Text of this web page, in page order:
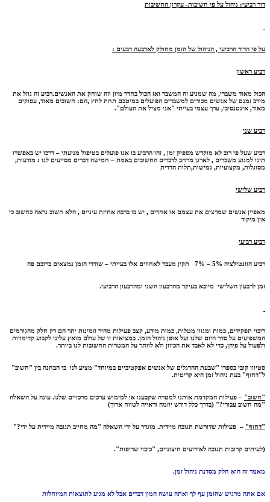
דור רביעי: ניהול על פי חשיבות- עקרון החשיבות
על פי הדור הרביעי , הניהול של הזמן מחולק לארבעה רבעים :
רביע ראשון
הכול מאוד משברי, מה שמניע זה המשבר ואז הכול בחדר מיון וזה שוחק את האנשים.רביע זה גוזל את
מירב זמנם של אנשים מכורים למשברים הפועלים במיטבם תחת לחץ ,הם: חשובים מאוד, עסוקים
מאוד, אינטנסיבי, ערך עצמי בעייתי "אני מציל את העולם".
רביע שני
רביע שעל פי רוב לא מוקדש מספיק זמן , זהו הרביע בו אנו פועלים בטיפול מניעתי – דרכו יש באפשרו
תינו למנוע משברים , לארגן מרחב לדברים החשובים באמת – חמישה דברים מסייעים לנו : מודעות,
מסוגלות, מקצועיות, גמישות,תלות הדדית
רביע שלישי
מאפיין אנשים שמרצים את עצמם או אחרים , יש בו ברבה אחיזת עיניים , הלא חשוב נראה כחשוב כי
אין מיקוד
רביע רביעי
רביע הוונטילציה 5% – 7% תקין מעבר לאחוזים אלו בעייתי – שודדי הזמן נמצאים ברובם פה
זמן לרבעון השלישי מיובא בעיקר מהרבעון השני ומהרבעון הרביעי.
ריבוי תפקידים, כמות ומגוון מטלות, כמות מידע, קצב פעילות מהיר וזמינות יתר הם רק חלק מהגורמים
המשפיעים על סדר היום שלנו ועל אופן ניהול הזמן. במציאות זו של עולם מואץ עלינו לקבוע קדימויות
ולפעול על פיהן, כדי לא לאבד את הכיוון ולא לוותר על המטרות החשובות לנו ביותר.
סטיוון קובי בספרו "שבעת ההרגלים של אנשים אפקטיביים במיוחד" מציע לנו כי הבחנה בין "חשוב"
ל"דחוף" בעת ניהול זמן היא קריטית.
"חשוב" – פעילות המקדמת אותנו למטרה שקבענו או למימוש ערכים מרכזיים שלנו. עונה על השאלה
"מה חשוב עבורי?" (בדרך כלל דורש יוזמה וראייה לטווח ארוך)
"דחוף" – פעילות שדורשת תגובה מיידית. מוגדר על ידי השאלה "מה מחייב תגובה מיידית על ידי?"
(לעיתים קרובות תגובה לאירועים חיצוניים, "כיבוי שריפות".
מאמר זה הוא חלק מסדנת ניהול זמן.
אם אתה מרגיש שהזמן עף לך ואתה עושה המון דברים אבל לא מגיע לתוצאות המיוחלות